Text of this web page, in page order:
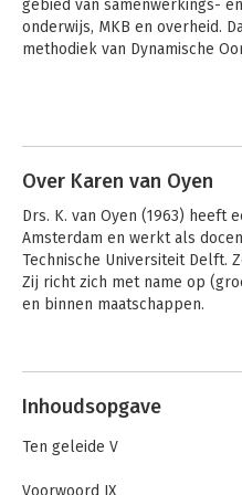
gebied van samenwerkings-
onderwijs, MKB en overheid.
methodiek van Dynamische
Over Karen van Oyen
Drs. K. van Oyen (1963) heeft
Amsterdam en werkt als
Technische Universiteit Delft.
Zij richt zich met name op
en binnen maatschappen.
Inhoudsopgave
Ten geleide V
Voorwoord IX